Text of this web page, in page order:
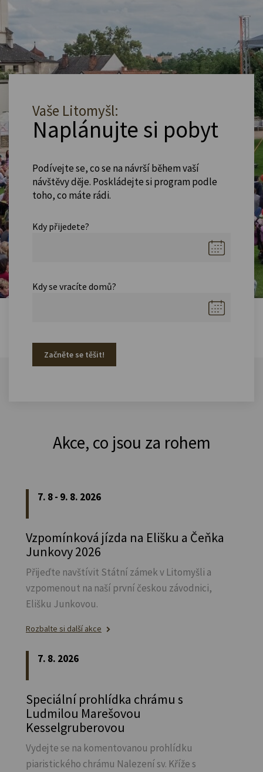
Vaše Litomyšl:
Naplánujte si pobyt
Podívejte se, co se na návrší během vaší
návštěvy děje. Poskládejte si program podle
toho, co máte rádi.
Kdy přijedete?
Kdy se vracíte domů?
Začněte se těšit!
Akce, co jsou za rohem
7. 8 - 9. 8. 2026
Vzpomínková jízda na Elišku a Čeňka
Junkovy 2026
Přijeďte navštívit Státní zámek v Litomyšli a
vzpomenout na naší první českou závodnici,
Elišku Junkovou.
Rozbalte si další akce
7. 8. 2026
Speciální prohlídka chrámu s
Ludmilou Marešovou
Kesselgruberovou
Vydejte se na komentovanou prohlídku
piaristického chrámu Nalezení sv. Kříže s